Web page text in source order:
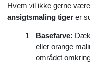
Hvem vil ikke gerne
ansigtsmaling tiger er
Basefarve: Dæk
eller orange
området